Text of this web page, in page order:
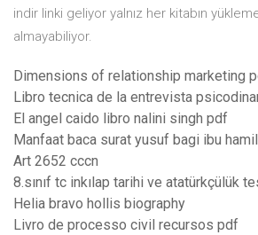
indir linki geliyor yalnız her kitabın
almayabiliyor.
Dimensions of relationship marketing
Libro tecnica de la entrevista
El angel caido libro nalini singh pdf
Manfaat baca surat yusuf bagi ibu hamil
Art 2652 cccn
8.sınıf tc inkılap tarihi ve atatürkçülük
Helia bravo hollis biography
Livro de processo civil recursos pdf